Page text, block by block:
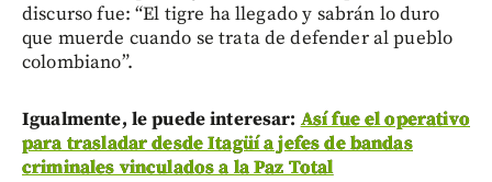
discurso fue: “El tigre ha llegado y sabrán lo duro
que muerde cuando se trata de defender al pueblo
colombiano”.
Igualmente, le puede interesar: Así fue el operativo
para trasladar desde Itagüí a jefes de bandas
criminales vinculados a la Paz Total